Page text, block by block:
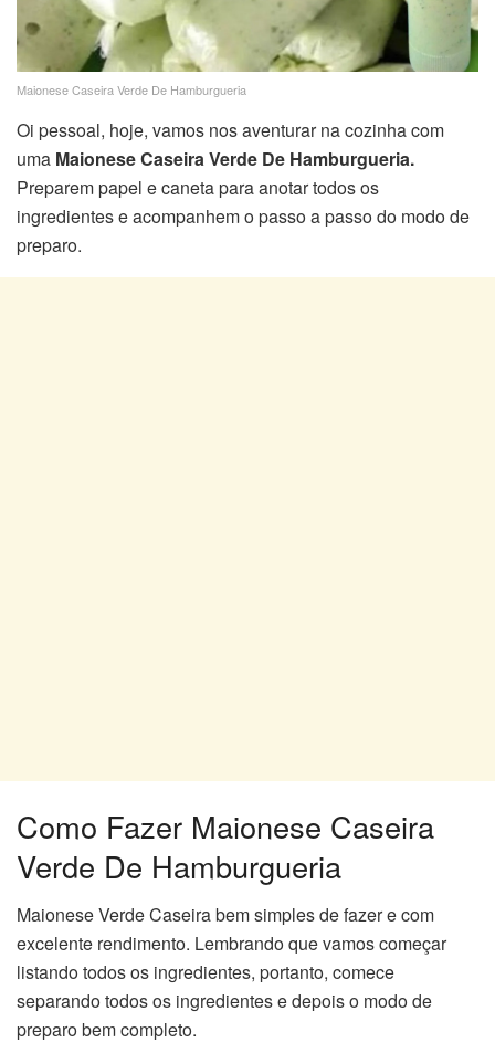
Maionese Caseira Verde De Hamburgueria
Oi pessoal, hoje, vamos nos aventurar na cozinha com
uma Maionese Caseira Verde De Hamburgueria.
Preparem papel e caneta para anotar todos os
ingredientes e acompanhem o passo a passo do modo de
preparo.
Como Fazer Maionese Caseira
Verde De Hamburgueria
Maionese Verde Caseira bem simples de fazer e com
excelente rendimento. Lembrando que vamos começar
listando todos os ingredientes, portanto, comece
separando todos os ingredientes e depois o modo de
preparo bem completo.